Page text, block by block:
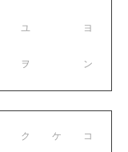
ユ ヨ
ヲ ン
ク ケ コ